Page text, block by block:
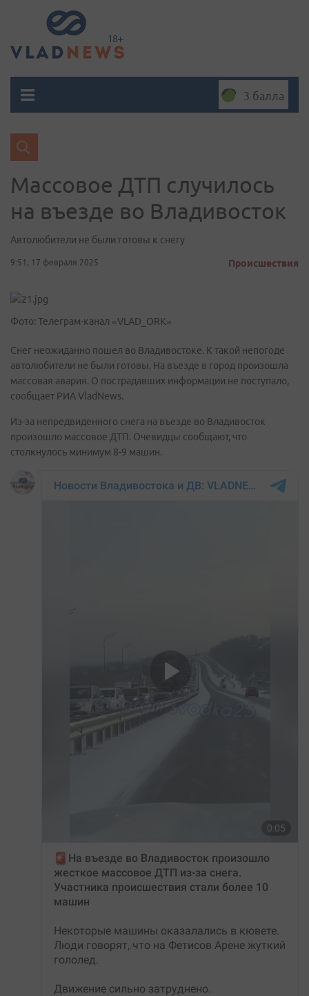
3 балла
Массовое ДТП случилось
на въезде во Владивосток
Автолюбители не были готовы к снегу
9:51, 17 февраля 2025 Происшествия
Фото: Телеграм-канал «VLAD_ORK»
Снег неожиданно пошел во Владивостоке. К такой непогоде
автолюбители не были готовы. На въезде в город произошла
массовая авария. О пострадавших информации не поступало,
сообщает РИА VladNews.
Из-за непредвиденного снега на въезде во Владивосток
произошло массовое ДТП. Очевидцы сообщают, что
столкнулось минимум 8-9 машин.